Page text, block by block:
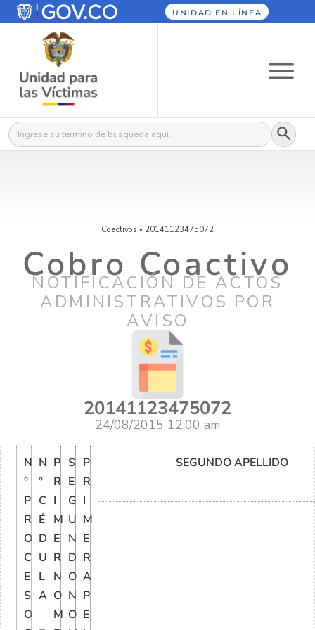
UNIDAD EN LÍNEA
Buscar: Botón
Coactivos » 20141123475072
Cobro Coactivo
NOTIFICACIÓN DE ACTOS
ADMINISTRATIVOS POR
AVISO
20141123475072
24/08/2015 12:00 am
N
°
P
R
O
C
E
S
O
N
°
C
É
D
U
L
A
P
R
I
M
E
R
N
O
M
S
E
G
U
N
D
O
N
O
P
R
I
M
E
R
A
P
E
SEGUNDO APELLIDO